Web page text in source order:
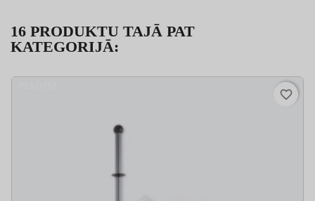
16 PRODUKTU TAJĀ PAT
KATEGORIJĀ:
favorite_border